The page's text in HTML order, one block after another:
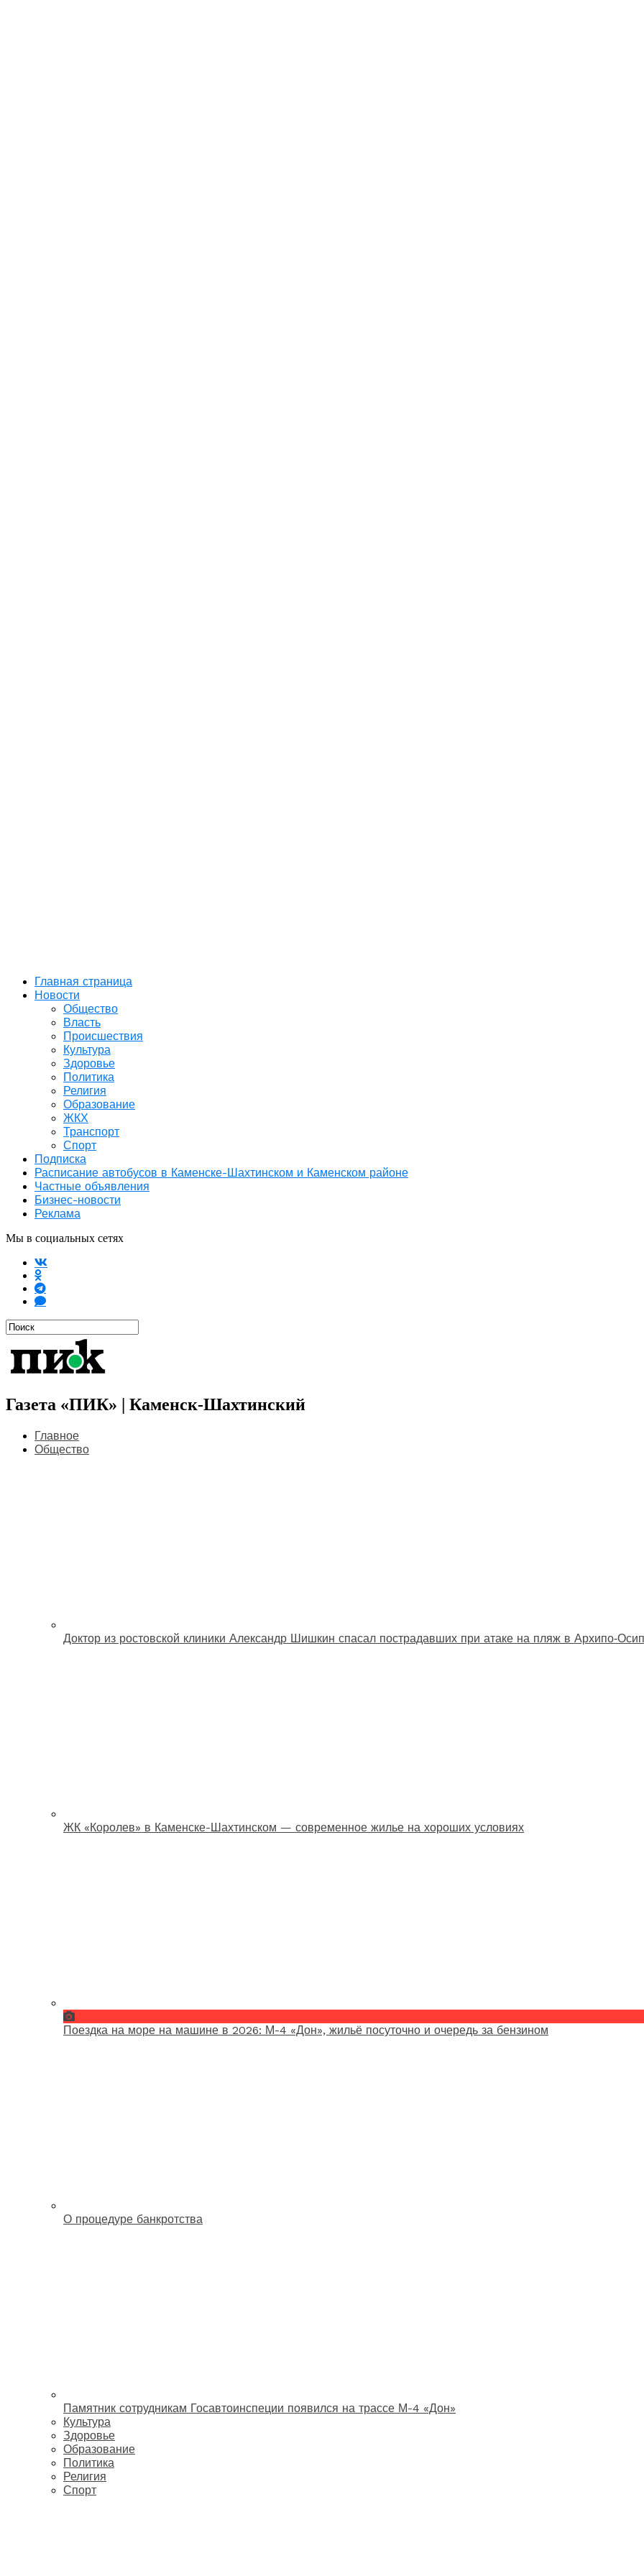
Главная страница
Новости
Общество
Власть
Происшествия
Культура
Здоровье
Политика
Религия
Образование
ЖКХ
Транспорт
Спорт
Подписка
Расписание автобусов в Каменске-Шахтинском и Каменском районе
Частные объявления
Бизнес-новости
Реклама
Мы в социальных сетях
Газета «ПИК» | Каменск-Шахтинский
Главное
Общество
Доктор из ростовской клиники Александр Шишкин спасал пострадавших при атаке на пляж в
ЖК «Королев» в Каменске-Шахтинском — современное жилье на хороших условиях
Поездка на море на машине в 2026: М-4 «Дон», жильё посуточно и очередь за бензином
О процедуре банкротства
Памятник сотрудникам Госавтоинспеции появился на трассе М-4 «Дон»
Культура
Здоровье
Образование
Политика
Религия
Спорт